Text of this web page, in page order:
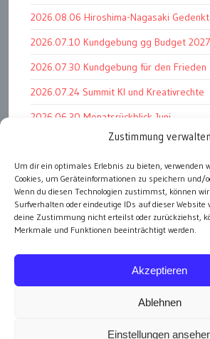
Zustimmung verwalten
Um dir ein optimales Erlebnis zu bieten, verwenden
Cookies, um Geräteinformationen zu speichern und/
Wenn du diesen Technologien zustimmst, können
Surfverhalten oder eindeutige IDs auf dieser Website
deine Zustimmung nicht erteilst oder zurückziehst,
Merkmale und Funktionen beeinträchtigt werden.
Akzeptieren
Ablehnen
Einstellungen
2026.08.06 Hiroshima-Nagasaki
2026.07.10 Kundgebung gg Budget
2026.07.30 Kundgebung für den Frieden
2026.07.24 Summit KI und Kreativrechte
2026.06.30 Monatsrückblick Juni
2026.07.11 Worauf es letztlich ankommt
2026.07.01 Markenwert Studie 2026
2026.07.07 Open Space im Weltmuseum
alle Events
Impressum